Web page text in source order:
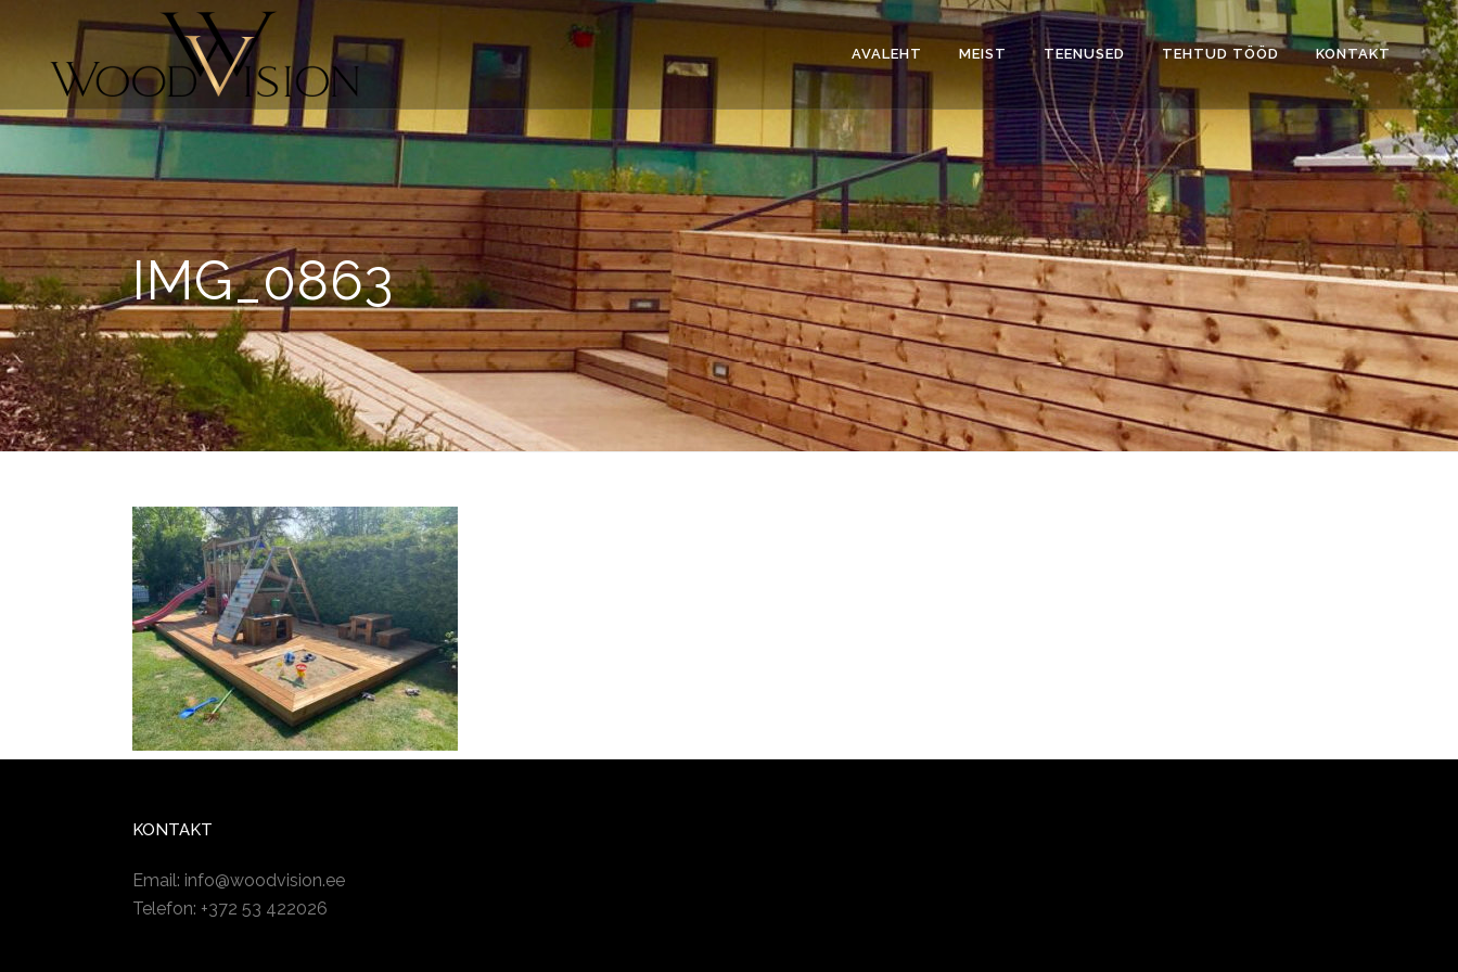
AVALEHT MEIST TEENUSED TEHTUD TÖÖD KONTAKT
IMG_0863
KONTAKT
Email: info@woodvision.ee
Telefon: +372 53 422026